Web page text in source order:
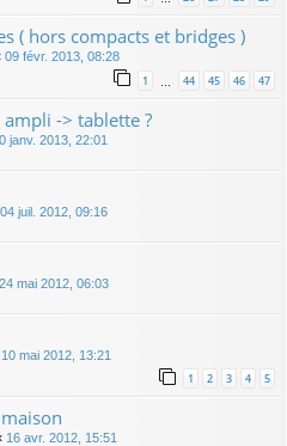
( hors compacts et bridges )
09 févr. 2013, 08:28
1 44 45 46 47
-> tablette ?
janv. 2013, 22:01
04 juil. 2012, 09:16
24 mai 2012, 06:03
10 mai 2012, 13:21
1 2 3 4 5
16 avr. 2012, 15:51